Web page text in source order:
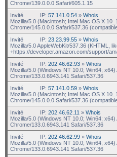
Chrome/139.0.0.0 Safari/605.1.15
Invité
IP: 57.141.0.54 » Whois
Mozilla/5.0 (Macintosh; Intel Mac OS X
Chrome/145.0.0.0 Safari/537.36
Invité
IP: 23.23.99.55 » Whois
Mozilla/5.0 AppleWebKit/537.36 (KHTML,
+https://developer.amazon.com/support/
Invité
IP: 202.46.62.93 » Whois
Mozilla/5.0 (Windows NT 10.0; Win64;
Chrome/133.0.6943.141 Safari/537.36
Invité
IP: 57.141.0.59 » Whois
Mozilla/5.0 (Macintosh; Intel Mac OS X
Chrome/145.0.0.0 Safari/537.36
Invité
IP: 202.46.62.11 » Whois
Mozilla/5.0 (Windows NT 10.0; Win64;
Chrome/133.0.6943.141 Safari/537.36
Invité
IP: 202.46.62.99 » Whois
Mozilla/5.0 (Windows NT 10.0; Win64;
Chrome/133.0.6943.141 Safari/537.36